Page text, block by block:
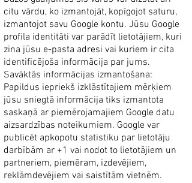
citu vārdu, ko izmantojāt, kopīgojot saturu,
izmantojot savu Google kontu. Jūsu Google
profila identitāti var parādīt lietotājiem, kuri
zina jūsu e-pasta adresi vai kuriem ir cita
identificējoša informācija par jums.
Savāktās informācijas izmantošana:
Papildus iepriekš izklāstītajiem mērķiem
jūsu sniegtā informācija tiks izmantota
saskaņā ar piemērojamajiem Google datu
aizsardzības noteikumiem. Google var
publicēt apkopotu statistiku par lietotāju
darbībām ar +1 vai nodot to lietotājiem un
partneriem, piemēram, izdevējiem,
reklāmdevējiem vai saistītām vietnēm.